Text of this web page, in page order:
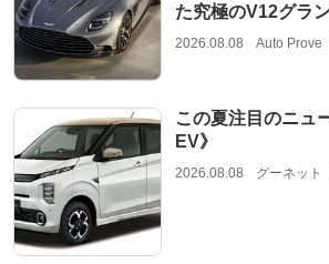
た究極のV12グラ
2026.08.08 Auto Prove
この夏注目のニュ
EV》
2026.08.08 グーネット